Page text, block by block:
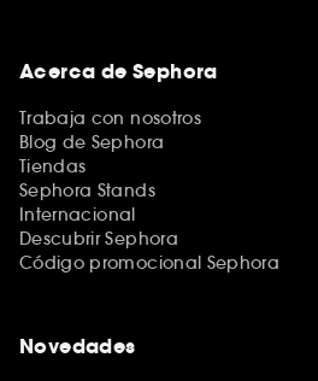
Acerca de Sephora
Trabaja con nosotros
Blog de Sephora
Tiendas
Sephora Stands
Internacional
Descubrir Sephora
Código promocional Sephora
Novedades